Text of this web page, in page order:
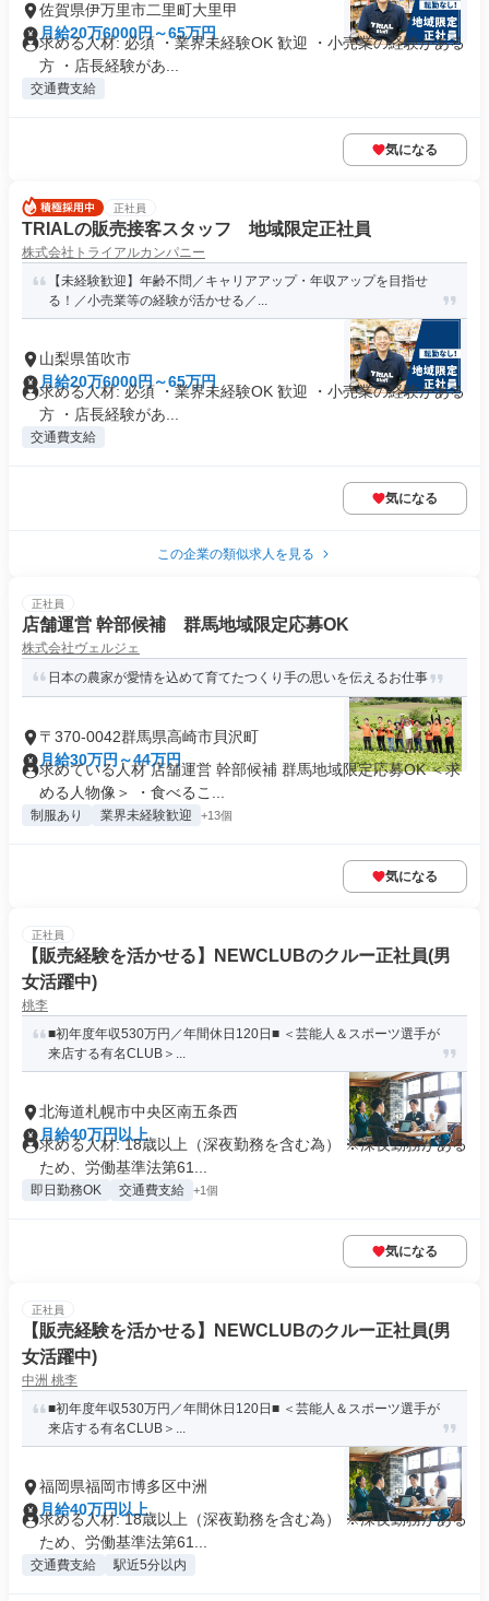
佐賀県伊万里市二里町大里甲
月給20万6000円～65万円
求める人材: 必須 ・業界未経験OK 歓迎 ・小売業の経験がある
方 ・店長経験があ...
交通費支給
気になる
正社員
TRIALの販売接客スタッフ 地域限定正社員
株式会社トライアルカンパニー
【未経験歓迎】年齢不問／キャリアアップ・年収アップを目指せ
る！／小売業等の経験が活かせる／...
山梨県笛吹市
月給20万6000円～65万円
求める人材: 必須 ・業界未経験OK 歓迎 ・小売業の経験がある
方 ・店長経験があ...
交通費支給
気になる
この企業の類似求人を見る
正社員
店舗運営 幹部候補 群馬地域限定応募OK
株式会社ヴェルジェ
日本の農家が愛情を込めて育てたつくり手の思いを伝えるお仕事
〒370-0042群馬県高崎市貝沢町
月給30万円～44万円
求めている人材 店舗運営 幹部候補 群馬地域限定応募OK ＜求
める人物像＞ ・食べるこ...
制服あり 業界未経験歓迎 +13個
気になる
正社員
【販売経験を活かせる】NEWCLUBのクルー正社員(男
女活躍中)
桃李
■初年度年収530万円／年間休日120日■ ＜芸能人＆スポーツ選手が
来店する有名CLUB＞...
北海道札幌市中央区南五条西
月給40万円以上
求める人材: 18歳以上（深夜勤務を含む為） ※深夜勤務がある
ため、労働基準法第61...
即日勤務OK 交通費支給 +1個
気になる
正社員
【販売経験を活かせる】NEWCLUBのクルー正社員(男
女活躍中)
中洲 桃李
■初年度年収530万円／年間休日120日■ ＜芸能人＆スポーツ選手が
来店する有名CLUB＞...
福岡県福岡市博多区中洲
月給40万円以上
求める人材: 18歳以上（深夜勤務を含む為） ※深夜勤務がある
ため、労働基準法第61...
交通費支給 駅近5分以内